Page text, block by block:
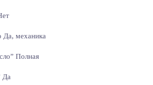
Да, механика
Полная
Да